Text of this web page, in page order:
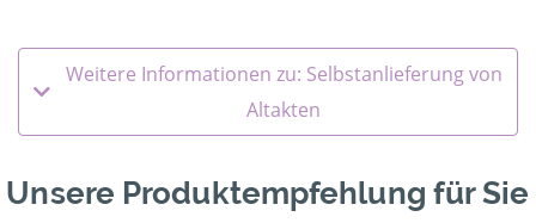
Weitere Informationen zu: Selbstanlieferung von
Altakten
Unsere Produktempfehlung für Sie